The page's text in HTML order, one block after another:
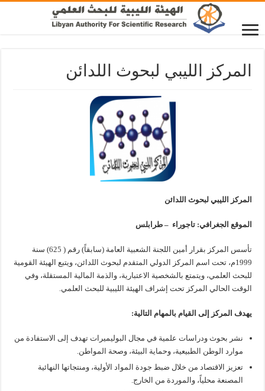
المركز الليبي لبحوث اللدائن
المركز الليبي لبحوث اللدائن
الموقع الجغرافي: تاجوراء – طرابلس
تأسس المركز بقرار أمين اللجنة الشعبية العامة (سابقاً) رقم ( 625) سنة
1999م، تحت اسم المركز الدولي المتقدم لبحوث اللدائن، ويتبع الهيئة القومية
للبحث العلمي، ويتمتع بالشخصية الاعتبارية، والذمة المالية المستقلة، وفي
الوقت الحالي المركز تحت إشراف الهيئة الليبية للبحث العلمي.
يهدف المركز إلى القيام بالمهام التالية:
نشر بحوث ودراسات علمية في مجال البوليميرات تهدف إلى الاستفادة من
موارد الوطن الطبيعية، وحماية البيئة، وصحة المواطن.
تعزيز الاقتصاد من خلال ضبط جودة المواد الأولية، ومنتجاتها النهائية
المصنعة محلياً، والموردة من الخارج.